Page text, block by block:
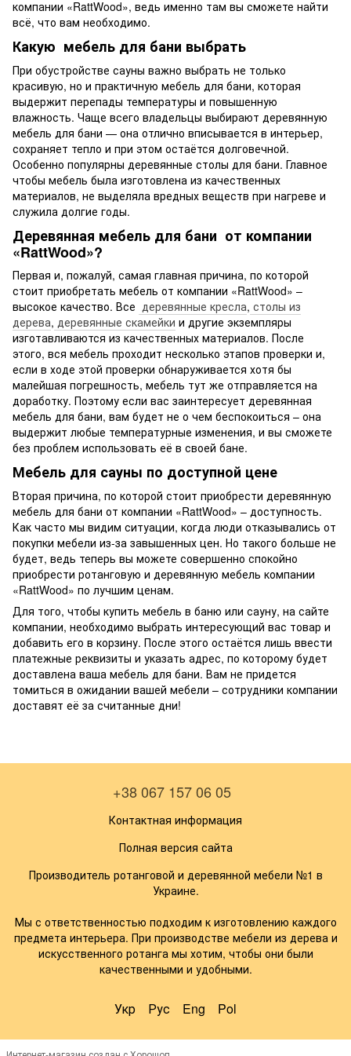
компании «RattWood», ведь именно там вы сможете найти
всё, что вам необходимо.
Какую мебель для бани выбрать
При обустройстве сауны важно выбрать не только
красивую, но и практичную мебель для бани, которая
выдержит перепады температуры и повышенную
влажность. Чаще всего владельцы выбирают деревянную
мебель для бани — она отлично вписывается в интерьер,
сохраняет тепло и при этом остаётся долговечной.
Особенно популярны деревянные столы для бани. Главное
чтобы мебель была изготовлена из качественных
материалов, не выделяла вредных веществ при нагреве и
служила долгие годы.
Деревянная мебель для бани от компании
«RattWood»?
Первая и, пожалуй, самая главная причина, по которой
стоит приобретать мебель от компании «RattWood» –
высокое качество. Все деревянные кресла, столы из
дерева, деревянные скамейки и другие экземпляры
изготавливаются из качественных материалов. После
этого, вся мебель проходит несколько этапов проверки и,
если в ходе этой проверки обнаруживается хотя бы
малейшая погрешность, мебель тут же отправляется на
доработку. Поэтому если вас заинтересует деревянная
мебель для бани, вам будет не о чем беспокоиться – она
выдержит любые температурные изменения, и вы сможете
без проблем использовать её в своей бане.
Мебель для сауны по доступной цене
Вторая причина, по которой стоит приобрести деревянную
мебель для бани от компании «RattWood» – доступность.
Как часто мы видим ситуации, когда люди отказывались от
покупки мебели из-за завышенных цен. Но такого больше не
будет, ведь теперь вы можете совершенно спокойно
приобрести ротанговую и деревянную мебель компании
«RattWood» по лучшим ценам.
Для того, чтобы купить мебель в баню или сауну, на сайте
компании, необходимо выбрать интересующий вас товар и
добавить его в корзину. После этого остаётся лишь ввести
платежные реквизиты и указать адрес, по которому будет
доставлена ваша мебель для бани. Вам не придется
томиться в ожидании вашей мебели – сотрудники компании
доставят её за считанные дни!
+38 067 157 06 05
Контактная информация
Полная версия сайта
Производитель ротанговой и деревянной мебели №1 в
Украине.
Мы с ответственностью подходим к изготовлению каждого
предмета интерьера. При производстве мебели из дерева и
искусственного ротанга мы хотим, чтобы они были
качественными и удобными.
Укр Рус Eng Pol